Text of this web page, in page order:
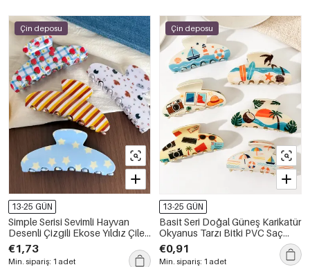
Çin deposu
13-25 GÜN
Simple Serisi Sevimli Hayvan
Desenli Çizgili Ekose Yıldız Çilek
Akrilik Saç Tokaları
€1,73
Min. sipariş: 1 adet
Çin deposu
13-25 GÜN
Basit Seri Doğal Güneş Karikatür
Okyanus Tarzı Bitki PVC Saç
Tokaları
€0,91
Min. sipariş: 1 adet